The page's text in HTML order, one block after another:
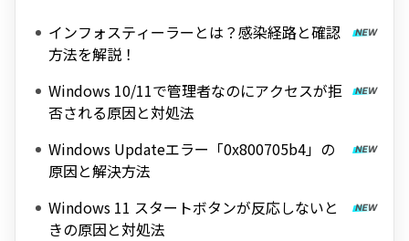
インフォスティーラーとは？感染経路と確認
方法を解説！
Windows 10/11で管理者なのにアクセスが拒
否される原因と対処法
Windows Updateエラー「0x800705b4」の
原因と解決方法
Windows 11 スタートボタンが反応しないと
きの原因と対処法